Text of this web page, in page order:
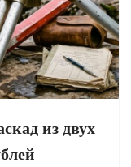
из двух